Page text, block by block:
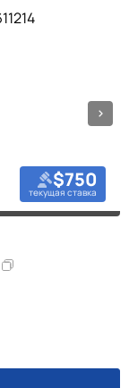
$750
текущая ставка